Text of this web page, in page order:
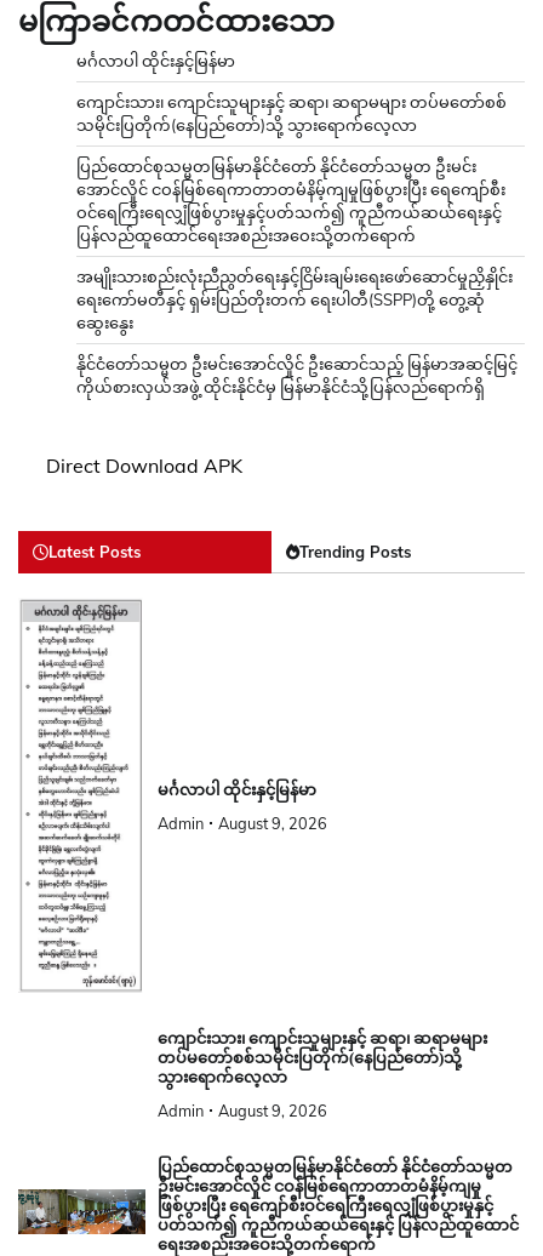
မကြာခင်ကတင်ထားသော
မင်္ဂလာပါ ထိုင်းနှင့်မြန်မာ
ကျောင်းသား၊ ကျောင်းသူများနှင့် ဆရာ၊ ဆရာမများ တပ်မတော်စစ်
သမိုင်းပြတိုက်(နေပြည်တော်)သို့ သွားရောက်လေ့လာ
ပြည်ထောင်စုသမ္မတမြန်မာနိုင်ငံတော် နိုင်ငံတော်သမ္မတ ဦးမင်း
အောင်လှိုင် ငဝန်မြစ်ရေကာတာတမံနိမ့်ကျမှုဖြစ်ပွားပြီး ရေကျော်စီး
ဝင်ရေကြီးရေလျှံဖြစ်ပွားမှုနှင့်ပတ်သက်၍ ကူညီကယ်ဆယ်ရေးနှင့်
ပြန်လည်ထူထောင်ရေးအစည်းအဝေးသို့တက်ရောက်
အမျိုးသားစည်းလုံးညီညွတ်ရေးနှင့်ငြိမ်းချမ်းရေးဖော်ဆောင်မှုညှိနှိုင်း
ရေးကော်မတီနှင့် ရှမ်းပြည်တိုးတက် ရေးပါတီ(SSPP)တို့ တွေ့ဆုံ
ဆွေးနွေး
နိုင်ငံတော်သမ္မတ ဦးမင်းအောင်လှိုင် ဦးဆောင်သည့် မြန်မာအဆင့်မြင့်
ကိုယ်စားလှယ်အဖွဲ့ ထိုင်းနိုင်ငံမှ မြန်မာနိုင်ငံသို့ပြန်လည်ရောက်ရှိ
Direct Download APK
Latest Posts Trending Posts
မင်္ဂလာပါ ထိုင်းနှင့်မြန်မာ
Admin August 9, 2026
ကျောင်းသား၊ ကျောင်းသူများနှင့် ဆရာ၊ ဆရာမများ
တပ်မတော်စစ်သမိုင်းပြတိုက်(နေပြည်တော်)သို့
သွားရောက်လေ့လာ
Admin August 9, 2026
ပြည်ထောင်စုသမ္မတမြန်မာနိုင်ငံတော် နိုင်ငံတော်သမ္မတ
ဦးမင်းအောင်လှိုင် ငဝန်မြစ်ရေကာတာတမံနိမ့်ကျမှု
ဖြစ်ပွားပြီး ရေကျော်စီးဝင်ရေကြီးရေလျှံဖြစ်ပွားမှုနှင့်
ပတ်သက်၍ ကူညီကယ်ဆယ်ရေးနှင့် ပြန်လည်ထူထောင်
ရေးအစည်းအဝေးသို့တက်ရောက်